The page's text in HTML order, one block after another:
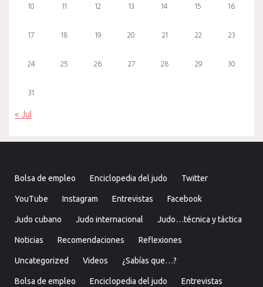
10 11 12 13 14 15 16
17 18 19 20 21 22 23
24 25 26 27 28 29 30
31
« Jul
Bolsa de empleo Enciclopedia del judo Twitter
YouTube Instagram Entrevistas Facebook
Judo cubano Judo internacional Judo…técnica y táctica
Noticias Recomendaciones Reflexiones
Uncategorized Videos ¿Sabías que…?
Bolsa de empleo Enciclopedia del judo Entrevistas